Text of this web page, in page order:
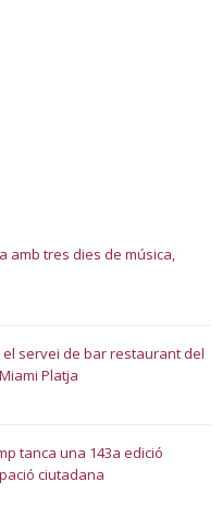
amb tres dies de música,
el servei de bar restaurant del
Platja
tanca una 143a edició
ciutadana